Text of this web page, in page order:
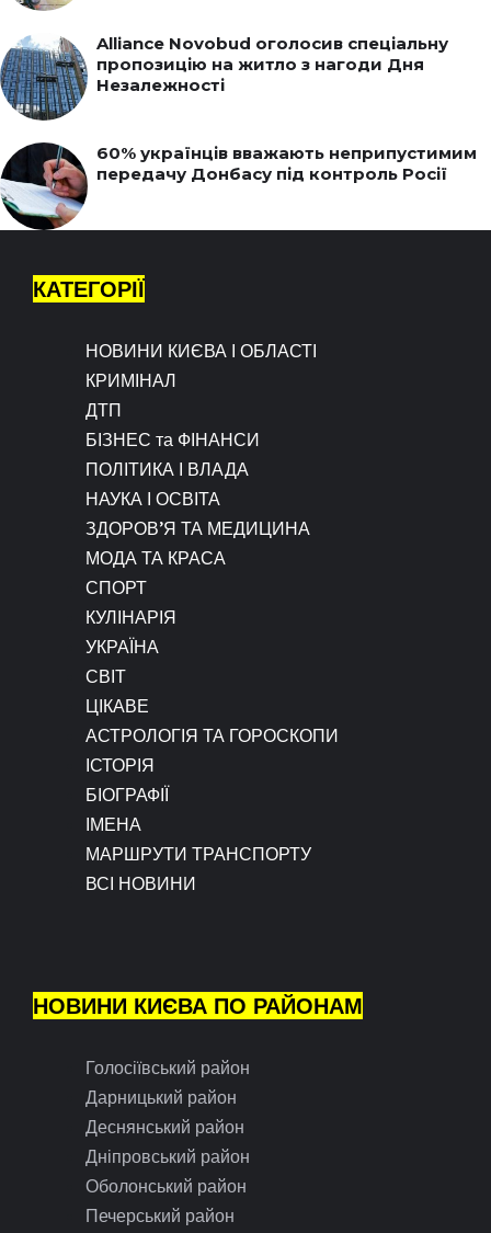
Alliance Novobud оголосив спеціальну
пропозицію на житло з нагоди Дня
Незалежності
60% українців вважають неприпустимим
передачу Донбасу під контроль Росії
КАТЕГОРІЇ
НОВИНИ КИЄВА І ОБЛАСТІ
КРИМІНАЛ
ДТП
БІЗНЕС та ФІНАНСИ
ПОЛІТИКА І ВЛАДА
НАУКА І ОСВІТА
ЗДОРОВ’Я ТА МЕДИЦИНА
МОДА ТА КРАСА
СПОРТ
КУЛІНАРІЯ
УКРАЇНА
СВІТ
ЦІКАВЕ
АСТРОЛОГІЯ ТА ГОРОСКОПИ
ІСТОРІЯ
БІОГРАФІЇ
ІМЕНА
МАРШРУТИ ТРАНСПОРТУ
ВСІ НОВИНИ
НОВИНИ КИЄВА ПО РАЙОНАМ
Голосіївський район
Дарницький район
Деснянський район
Дніпровський район
Оболонський район
Печерський район